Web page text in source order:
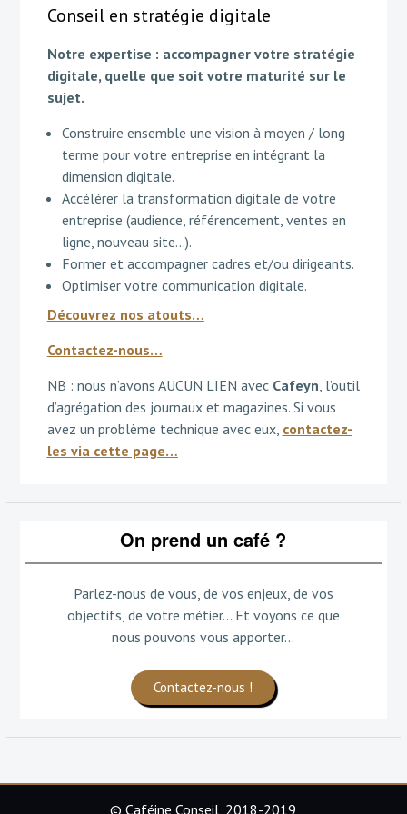
Conseil en stratégie digitale
Notre expertise : accompagner votre stratégie
digitale, quelle que soit votre maturité sur le
sujet.
Construire ensemble une vision à moyen / long
terme pour votre entreprise en intégrant la
dimension digitale.
Accélérer la transformation digitale de votre
entreprise (audience, référencement, ventes en
ligne, nouveau site…).
Former et accompagner cadres et/ou dirigeants.
Optimiser votre communication digitale.
Découvrez nos atouts…
Contactez-nous…
NB : nous n’avons AUCUN LIEN avec Cafeyn , l’outil
d’agrégation des journaux et magazines. Si vous
avez un problème technique avec eux, contactez-
les via cette page…
On prend un café ?
Parlez-nous de vous, de vos enjeux, de vos
objectifs, de votre métier... Et voyons ce que
nous pouvons vous apporter...
Contactez-nous !
© Caféine Conseil, 2018-2019